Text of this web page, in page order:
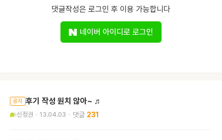
댓글작성은 로그인 후 이용 가능합니다
네이버 아이디로 로그인
공지 후기 작성 원치 않아~ ♬
신정권 13.04.03 231